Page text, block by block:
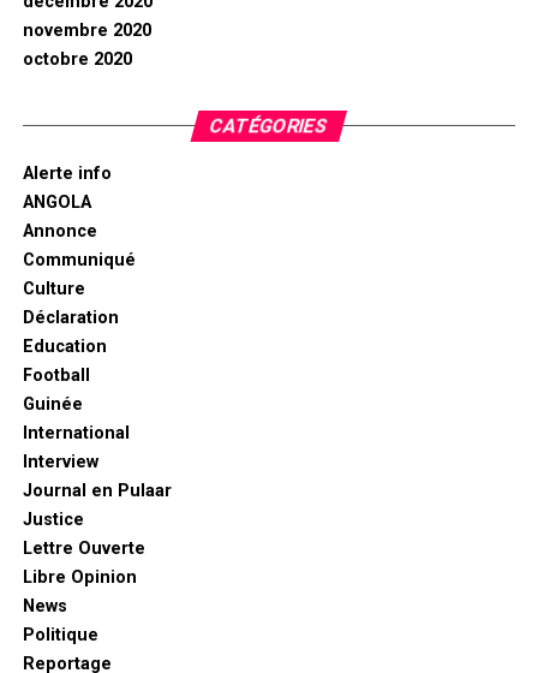
novembre 2020
octobre 2020
CATÉGORIES
Alerte info
ANGOLA
Annonce
Communiqué
Culture
Déclaration
Education
Football
Guinée
International
Interview
Journal en Pulaar
Justice
Lettre Ouverte
Libre Opinion
News
Politique
Reportage